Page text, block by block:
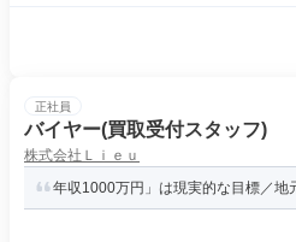
正社員
バイヤー(買取受付スタッフ)
株式会社Ｌｉｅｕ
年収1000万円」は現実的な目標／